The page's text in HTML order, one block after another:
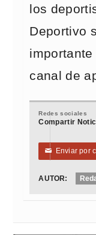
los
Deportivo
canal de
Redes sociales
Compartir
✉ Enviar por
AUTOR: